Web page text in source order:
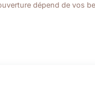
dépend de vos